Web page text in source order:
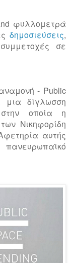
φυλλομετρά
δημοσιεύσεις,
σε
- Public
μια δίγλωσση
οποία η
Νικηφορίδη
αυτής